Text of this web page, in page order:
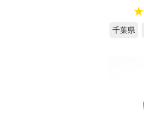
★
千葉県